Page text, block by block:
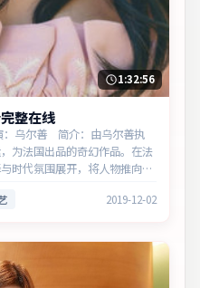
1:32:56
整在线
乌尔善 简介：由乌尔善执
为法国出品的奇幻作品。在法
时代氛围展开，将人物推向道
2019-12-02